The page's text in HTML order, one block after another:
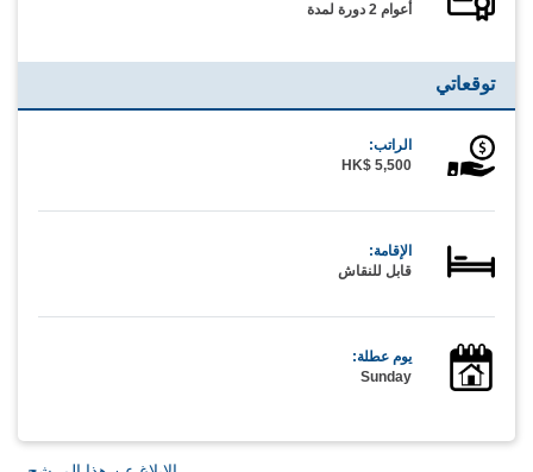
أعوام 2 دورة لمدة
توقعاتي
الراتب:
HK$ 5,500
الإقامة:
قابل للنقاش
يوم عطلة:
Sunday